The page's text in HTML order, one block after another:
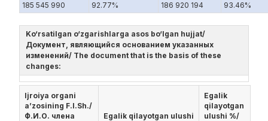
185 545 990 92.77% 186 920 194 93.46%
Ko‘rsatilgan o‘zgarishlarga asos bo‘lgan hujjat/
Документ, являющийся основанием указанных
изменений/ The document that is the basis of these
changes:
Ijroiya organi
a’zosining F.I.Sh./
Ф.И.О. члена
Egalik qilayotgan ulushi
Egalik
qilayotgan
ulushi %/